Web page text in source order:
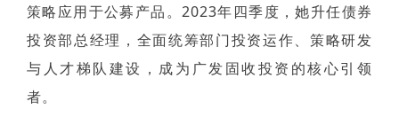
策略应用于公募产品。2023年四季度，她升任债券
投资部总经理，全面统筹部门投资运作、策略研发
与人才梯队建设，成为广发固收投资的核心引领
者。